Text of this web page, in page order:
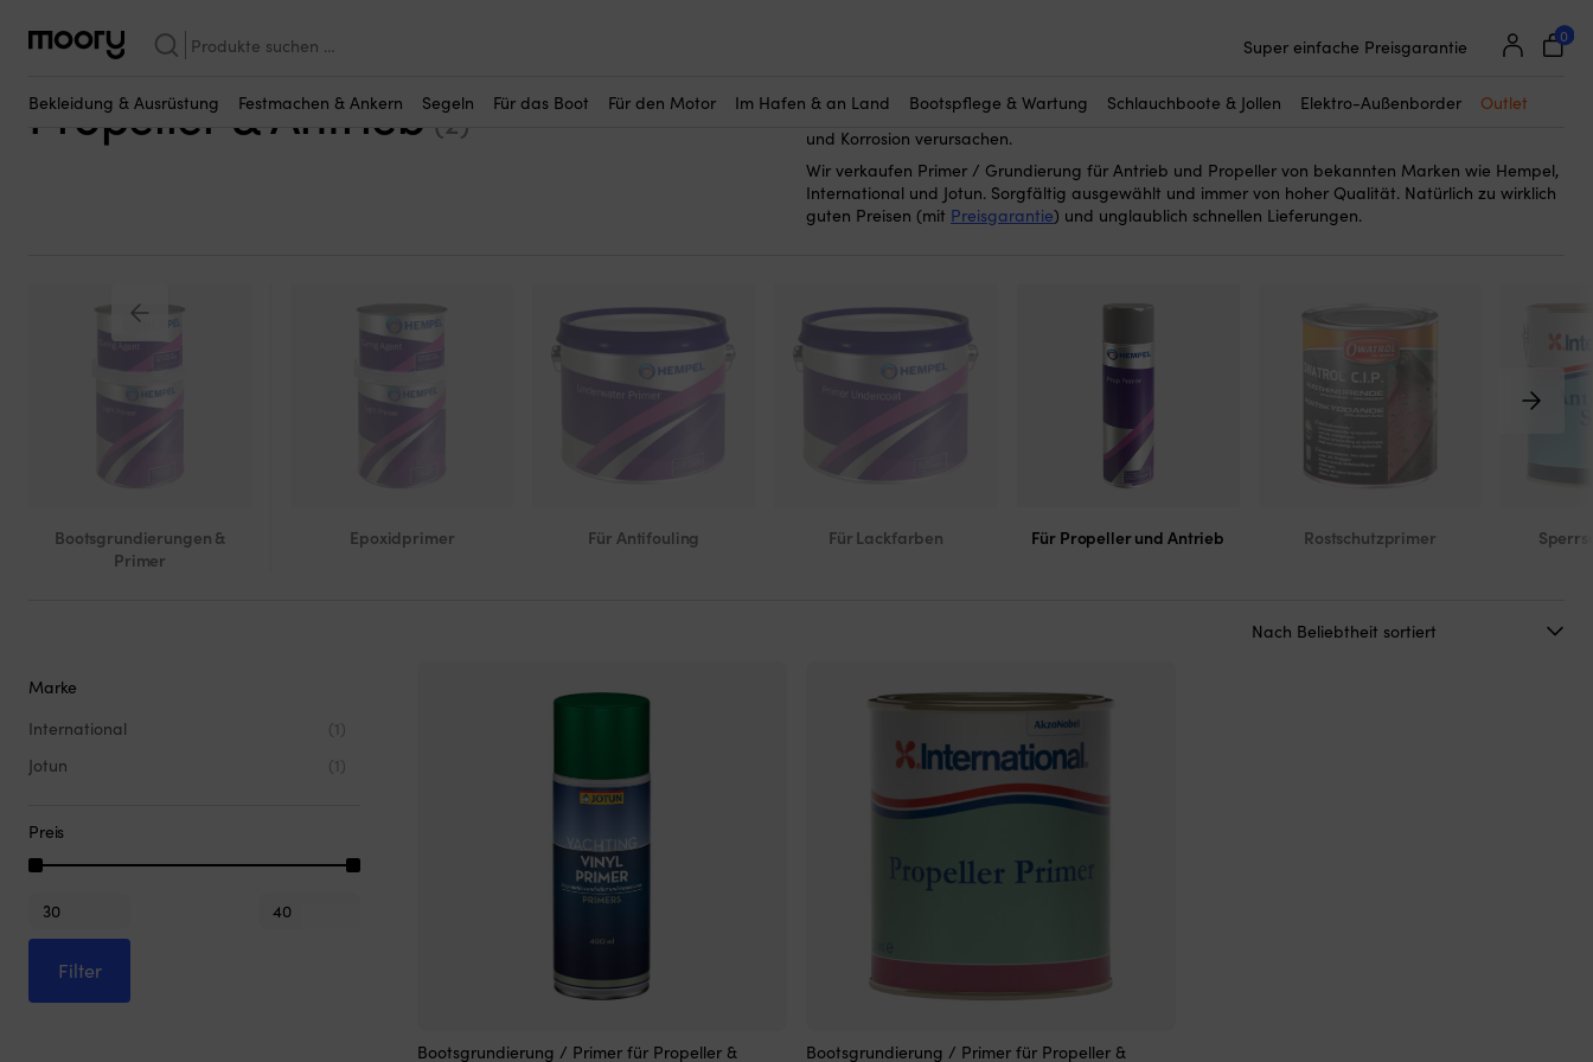
Suchen
nach:
25 000 Bootszubehör von 500 Marken 0
Bekleidung & Ausrüstung Festmachen & Ankern Segeln Für das Boot Für den Motor Im Hafen & an Land Bootspflege & Wartung Schlauchboote & Jollen Elektro-Außenborder Outlet
Grundierungen / Primer für
Propeller & Antrieb (2)
Grundierung / Primer für Antrieb und Propeller. Eine Grundierung oder ein Primer
Korrosion zu schützen, bevor Sie die Antriebsfarbe auftragen. Wenn Sie Antriebsfarbe ohne Primer
auftragen, können die Inhaltsstoffe der Farbe mit dem Metall des Antriebs / Propellers reagieren
und Korrosion verursachen.
Wir verkaufen Primer / Grundierung für Antrieb und Propeller von bekannten Marken wie Hempel,
International und Jotun. Sorgfältig ausgewählt und immer von hoher Qualität. Natürlich zu wirklich
guten Preisen (mit Preisgarantie) und unglaublich schnellen Lieferungen.
Bootsgrundierungen &
Primer
Epoxidprimer Für Antifouling Für Lackfarben Für Propeller und Antrieb Rostschutzprimer
Marke
International
(1)
Jotun
(1)
Preis
Min.
Preis
Max.
Preis
Filter
Dieses
Bootsgrundierung / Primer für Propeller &
Dieses
Bootsgrundierung / Primer für Propeller &